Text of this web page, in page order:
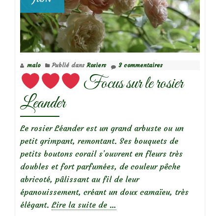
malo Publié dans Rosiers 3 commentaires
Focus sur le rosier
Leander
Le rosier Léander est un grand arbuste ou un
petit grimpant, remontant. Ses bouquets de
petits boutons corail s’ouvrent en fleurs très
doubles et fort parfumées, de couleur pêche
abricoté, pâlissant au fil de leur
épanouissement, créant un doux camaïeu, très
élégant. Lire la suite de …